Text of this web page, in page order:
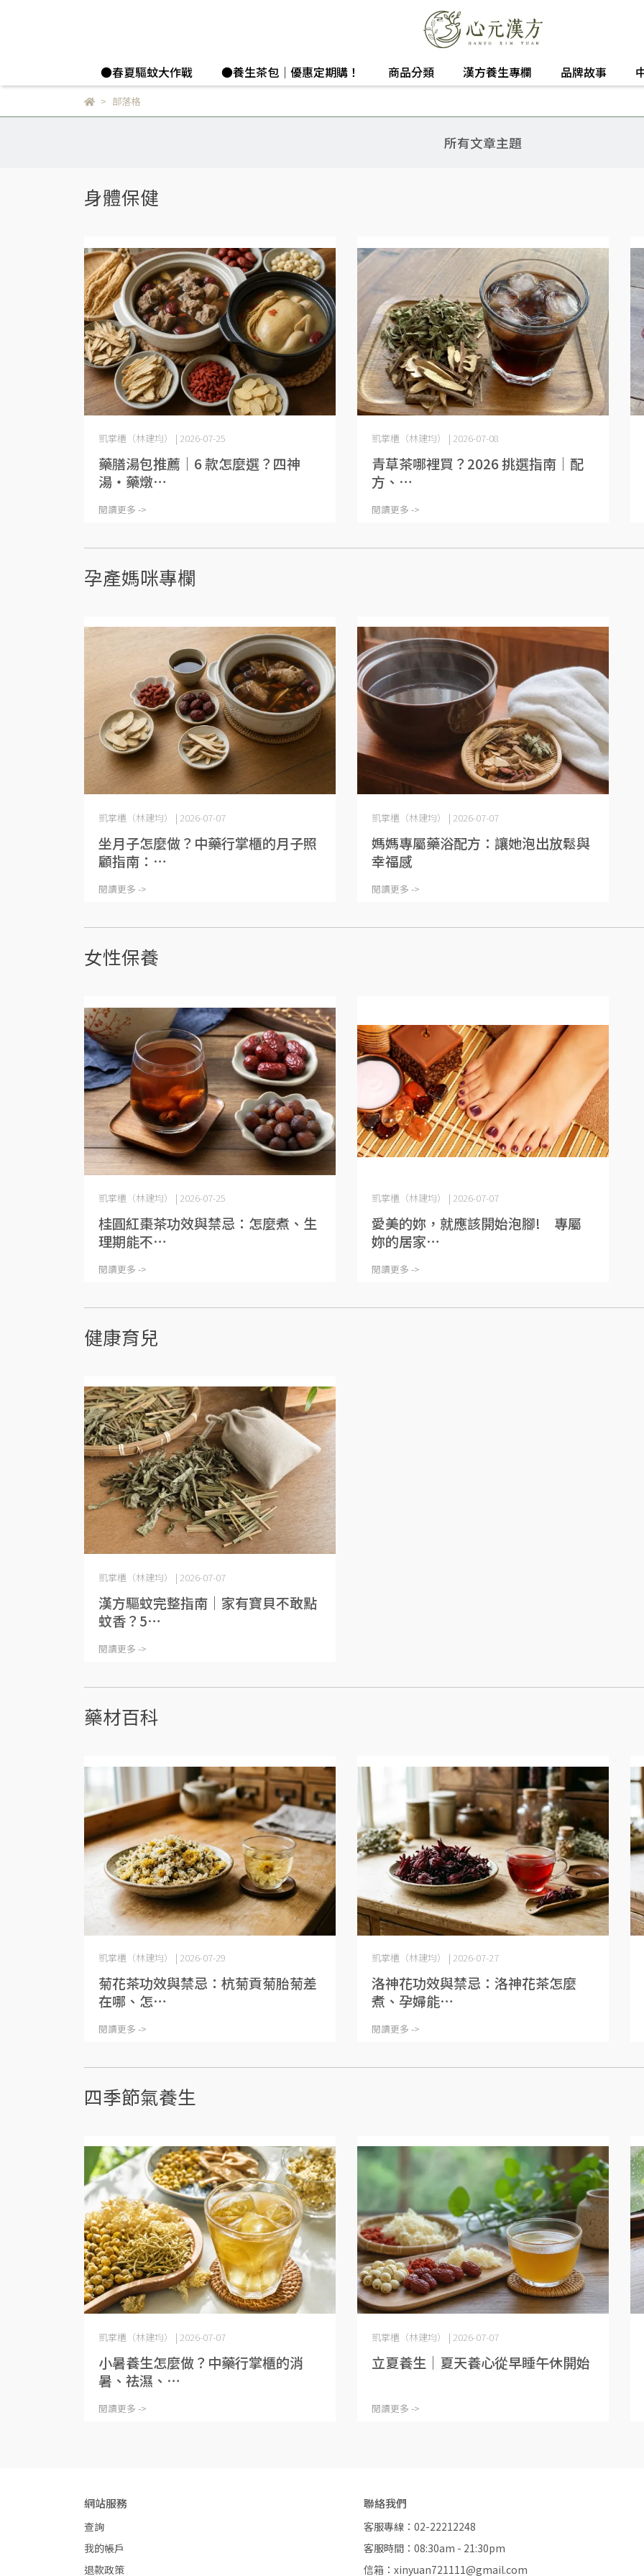
●春夏驅蚊大作戰 ●養生茶包│優惠定期購！ 商品分類 漢方養生專欄 品牌故事
部落格
所有文章主題
身體保健
凱掌櫃（林建均） | 2026-07-25
藥膳湯包推薦｜6 款怎麼選？四神
湯・藥燉⋯
閱讀更多 ->
凱掌櫃（林建均） | 2026-07-08
青草茶哪裡買？2026 挑選指南｜配
方、⋯
閱讀更多 ->
孕產媽咪專欄
凱掌櫃（林建均） | 2026-07-07
坐月子怎麼做？中藥行掌櫃的月子照
顧指南：⋯
閱讀更多 ->
凱掌櫃（林建均） | 2026-07-07
媽媽專屬藥浴配方：讓她泡出放鬆與
幸福感
閱讀更多 ->
女性保養
凱掌櫃（林建均） | 2026-07-25
桂圓紅棗茶功效與禁忌：怎麼煮、生
理期能不⋯
閱讀更多 ->
凱掌櫃（林建均） | 2026-07-07
愛美的妳，就應該開始泡腳! 專屬
妳的居家⋯
閱讀更多 ->
健康育兒
凱掌櫃（林建均） | 2026-07-07
漢方驅蚊完整指南｜家有寶貝不敢點
蚊香？5⋯
閱讀更多 ->
藥材百科
凱掌櫃（林建均） | 2026-07-29
菊花茶功效與禁忌：杭菊貢菊胎菊差
在哪、怎⋯
閱讀更多 ->
凱掌櫃（林建均） | 2026-07-27
洛神花功效與禁忌：洛神花茶怎麼
煮、孕婦能⋯
閱讀更多 ->
四季節氣養生
凱掌櫃（林建均） | 2026-07-07
小暑養生怎麼做？中藥行掌櫃的消
暑、祛濕、⋯
閱讀更多 ->
凱掌櫃（林建均） | 2026-07-07
立夏養生｜夏天養心從早睡午休開始
閱讀更多 ->
網站服務
查詢
我的帳戶
退款政策
聯絡我們
客服專線：02-22212248
客服時間：08:30am - 21:30pm
信箱：xinyuan721111@gmail.com